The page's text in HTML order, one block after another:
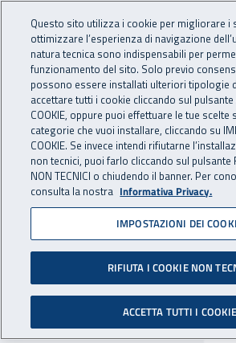
INAIL - Istituto
Navigazione
Navigazione - Ti trovi in:
Home Inail comunica News
21 maggio 2018
Il Mamma Day
Tre giorni a contatto con la
approfondimenti sul tema
Questo sito utilizza i cookie per migliorare i
ottimizzare l’esperienza di navigazione
natura tecnica sono indispensabili per
funzionamento del sito. Solo previo
possono essere installati ulteriori tipologie
accettare tutti i cookie cliccando sul pulsante
COOKIE, oppure puoi effettuare le tue scelte
categorie che vuoi installare, cliccando su
COOKIE. Se invece intendi rifiutarne
non tecnici, puoi farlo cliccando sul pulsante
NON TECNICI o chiudendo il banner. Per
consulta la nostra Informativa Privacy.
IMPOSTAZIONI DEI
RIFIUTA I COOKIE NON
ACCETTA TUTTI I COOKIE